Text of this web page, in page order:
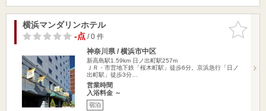
お気に入
りに追加
横浜マンダリンホテル
-点/ 0 件
神奈川県 / 横浜市中区
新高島駅1.59km 日ノ出町駅257m
ＪＲ・市営地下鉄「桜木町駅」徒歩6分。京浜急行「日ノ
出町駅」徒歩3分…
営業時間
入浴料金 ～
宿泊